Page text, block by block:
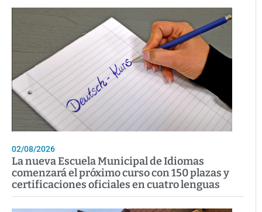
02/08/2026
La nueva Escuela Municipal de Idiomas
comenzará el próximo curso con 150 plazas y
certificaciones oficiales en cuatro lenguas